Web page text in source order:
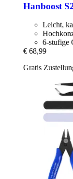
Hanboost
Leicht,
6-stufige
€ 68,99
Gratis